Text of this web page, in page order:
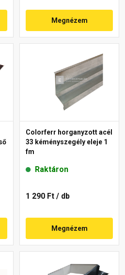
Megnézem
Colorferr horganyzott acél
33 kéményszegély eleje 1
fm
Raktáron
1 290 Ft / db
Megnézem